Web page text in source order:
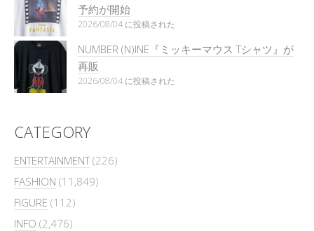
予約が開始
2026/08/04 に投稿された
NUMBER (N)INE『ミッキーマウス Tシャツ』が
再販
2026/08/04 に投稿された
CATEGORY
ENTERTAINMENT(226)
FASHION (11,849)
FIGURE (112)
INFO (2,476)